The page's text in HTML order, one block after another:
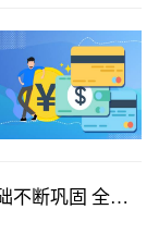
不断巩固 全球